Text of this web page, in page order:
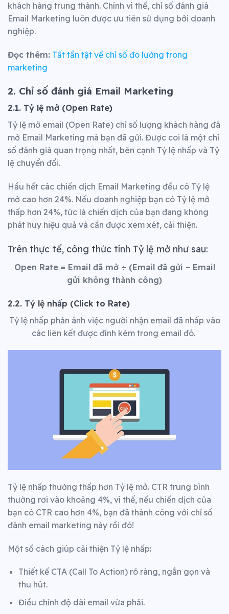
khách hàng trung thành. Chính vì thế, chỉ số đánh giá
Email Marketing luôn được ưu tiên sử dụng bởi doanh
nghiệp.
Đọc thêm: Tất tần tật về chỉ số đo lường trong
marketing
2. Chỉ số đánh giá Email Marketing
2.1. Tỷ lệ mở (Open Rate)
Tỷ lệ mở email (Open Rate) chỉ số lượng khách hàng đã
mở Email Marketing mà bạn đã gửi. Được coi là một chỉ
số đánh giá quan trọng nhất, bên cạnh Tỷ lệ nhấp và Tỷ
lệ chuyển đổi.
Hầu hết các chiến dịch Email Marketing đều có Tỷ lệ
mở cao hơn 24%. Nếu doanh nghiệp bạn có Tỷ lệ mở
thấp hơn 24%, tức là chiến dịch của bạn đang không
phát huy hiệu quả và cần được xem xét, cải thiện.
Trên thực tế, công thức tính Tỷ lệ mở như sau:
Open Rate = Email đã mở ÷ (Email đã gửi – Email
gửi không thành công)
2.2. Tỷ lệ nhấp (Click to Rate)
Tỷ lệ nhấp phản ánh việc người nhận email đã nhấp vào
các liên kết được đính kèm trong email đó.
Tỷ lệ nhấp thường thấp hơn Tỷ lệ mở. CTR trung bình
thường rơi vào khoảng 4%, vì thế, nếu chiến dịch của
bạn có CTR cao hơn 4%, bạn đã thành công với chỉ số
đánh email marketing này rồi đó!
Một số cách giúp cải thiện Tỷ lệ nhấp:
Thiết kế CTA (Call To Action) rõ ràng, ngắn gọn và
thu hút.
Điều chỉnh độ dài email vừa phải.